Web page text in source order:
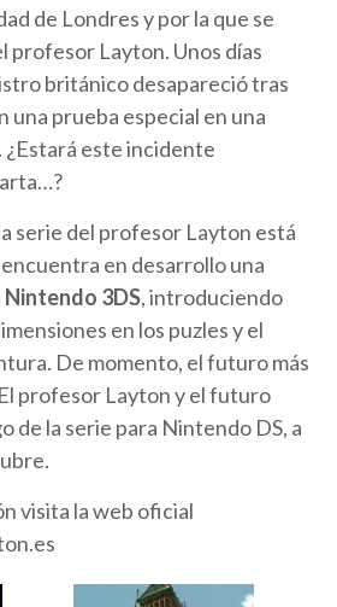
de Londres y por la que se
profesor Layton. Unos días
británico desapareció tras
una prueba especial en una
¿Estará este incidente
serie del profesor Layton está
en desarrollo una
Nintendo 3DS, introduciendo
en los puzles y el
De momento, el futuro más
profesor Layton y el futuro
de la serie para Nintendo DS, a
visita la web oficial